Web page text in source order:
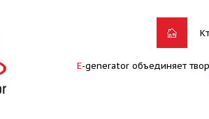
E-generator объединяет